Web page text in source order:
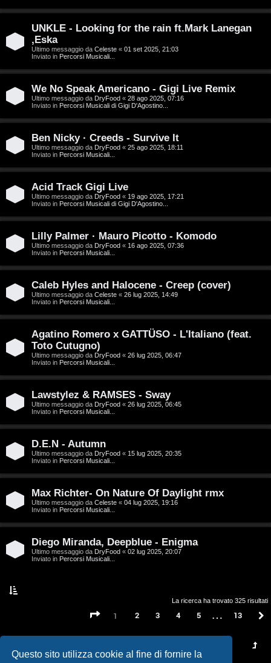
Questo sito utilizza cookie al fine di fornire la
t
t
v
i
C
e
r
c
a
F
A
Q
UNKLE - Looking for the rain ft.Mark Lanegan
,Eska
Ultimo messaggio da Celeste « 01 set 2025, 21:03
Inviato in Percorsi Musicali...
We No Speak Americano - Gigi Live Remix
Ultimo messaggio da DryFood « 28 ago 2025, 07:16
Inviato in Percorsi Musicali di Gigi D'Agostino...
Ben Nicky · Creeds - Survive It
Ultimo messaggio da DryFood « 25 ago 2025, 18:11
Inviato in Percorsi Musicali...
Acid Track Gigi Live
Ultimo messaggio da DryFood « 19 ago 2025, 17:21
Inviato in Percorsi Musicali di Gigi D'Agostino...
Lilly Palmer · Mauro Picotto - Komodo
Ultimo messaggio da DryFood « 16 ago 2025, 07:36
Inviato in Percorsi Musicali...
Caleb Hyles and Halocene - Creep (cover)
Ultimo messaggio da Celeste « 26 lug 2025, 14:49
Inviato in Percorsi Musicali...
Agatino Romero x GATTÜSO - L'Italiano (feat.
Toto Cutugno)
Ultimo messaggio da DryFood « 26 lug 2025, 06:47
Inviato in Percorsi Musicali...
Lawstylez & RAMSES - Sway
Ultimo messaggio da DryFood « 26 lug 2025, 06:45
Inviato in Percorsi Musicali...
D.E.N - Autumn
Ultimo messaggio da DryFood « 15 lug 2025, 20:35
Inviato in Percorsi Musicali...
Max Richter- On Nature Of Daylight rmx
Ultimo messaggio da Celeste « 04 lug 2025, 19:16
Inviato in Percorsi Musicali...
Diego Miranda, Deepblue - Enigma
Ultimo messaggio da DryFood « 02 lug 2025, 20:07
Inviato in Percorsi Musicali...
La ricerca ha trovato 325 risultati
Pagina di
1 2 3 4 5 … 13
s
c
a
:
C
D
/
V
i
n
i
l
i
/
D
g
i
t
a
S
t
o
r
e
:
G